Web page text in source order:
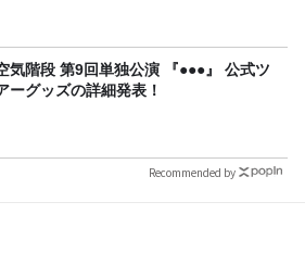
気階段 第9回単独公演 『●●●』 公式ツ
ーグッズの詳細発表！
Recommended by